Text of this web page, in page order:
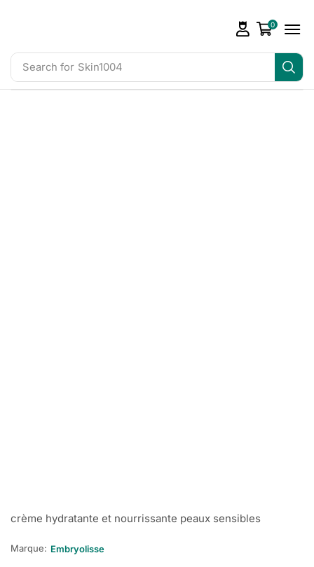
Search for Skin1004
0
crème hydratante et nourrissante peaux sensibles
Marque: Embryolisse